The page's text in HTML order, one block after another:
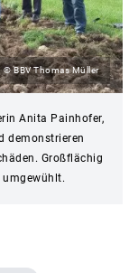
© BBV Thomas Müller
Anita Painhofer,
demonstrieren
Großflächig
umgewühlt.